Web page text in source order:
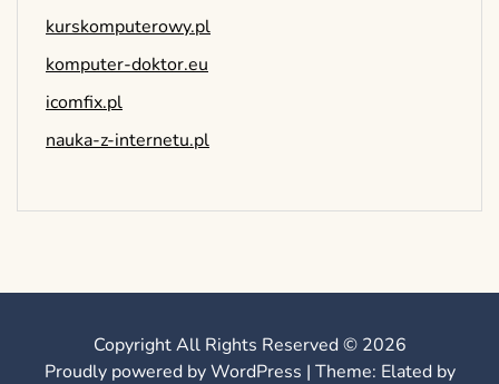
kurskomputerowy.pl
komputer-doktor.eu
icomfix.pl
nauka-z-internetu.pl
Copyright All Rights Reserved © 2026
Proudly powered by WordPress | Theme: Elated by